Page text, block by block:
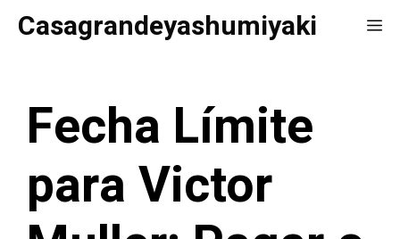
SaltarCasagrandeyashumiyaki
Fecha Límite
para Victor